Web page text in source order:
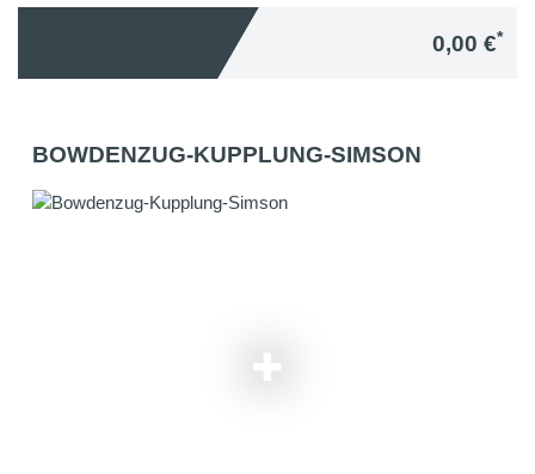
0,00 €*
BOWDENZUG-KUPPLUNG-SIMSON